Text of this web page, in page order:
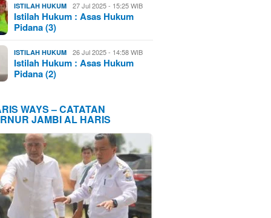
ISTILAH HUKUM 27 Jul 2025 - 15:25 WIB
Istilah Hukum : Asas Hukum
Pidana (3)
ISTILAH HUKUM 26 Jul 2025 - 14:58 WIB
Istilah Hukum : Asas Hukum
Pidana (2)
WAYS – CATATAN
JAMBI AL HARIS